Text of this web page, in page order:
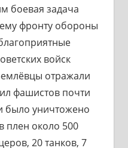
боевая задача
фронту обороны
войск
отражали
фашистов почти
было уничтожено
плен около 500
20 танков, 7